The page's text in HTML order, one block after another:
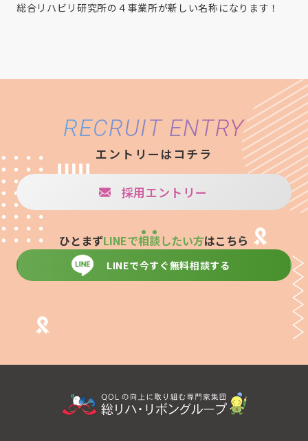
総合リハビリ研究所の４事業所が新しい名称になります！
RECRUIT ENTRY
エントリーはコチラ
採用エントリー
ひとまずLINEで相談したい方はこちら
LINEで今すぐ無料相談する